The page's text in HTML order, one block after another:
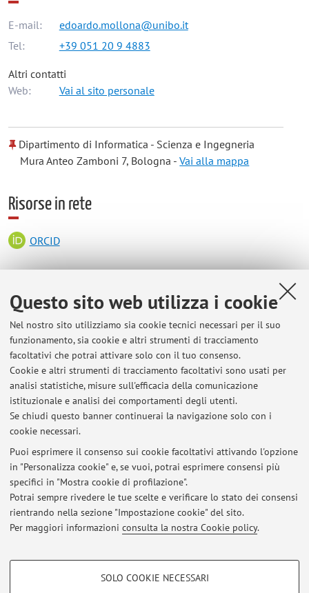
Questo sito web utilizza i cookie
Nel nostro sito utilizziamo sia cookie tecnici necessari per il suo
funzionamento, sia cookie e altri strumenti di tracciamento
facoltativi che potrai attivare solo con il tuo consenso.
Cookie e altri strumenti di tracciamento facoltativi sono usati per
analisi statistiche, misure sull'efficacia della comunicazione
istituzionale e analisi dei comportamenti degli utenti.
Se chiudi questo banner continuerai la navigazione solo con i
cookie necessari.
Puoi esprimere il consenso sui cookie facoltativi attivando l'opzione
in "Personalizza cookie" e, se vuoi, potrai esprimere consensi più
specifici in "Mostra cookie di profilazione".
Potrai sempre rivedere le tue scelte e verificare lo stato dei consensi
rientrando nella sezione "Impostazione cookie" del sito.
Per maggiori informazioni consulta la nostra Cookie policy.
COOKIE DI PROFILAZIONE - FACOLTATIVI
SOLO COOKIE NECESSARI
E-mail:
edoardo.mollona@unibo.it
Tel:
+39 051 20 9 4883
Altri contatti
Web:
Vai al sito personale
Dipartimento di Informatica - Scienza e Ingegneria
Mura Anteo Zamboni 7, Bologna -Vai alla mappa
Risorse in rete
ORCID
Lunedì: ore 18:30.
Mura Anteo Zamboni, 7.
Stanza 208.
Secondo Piano.
Si prega di avvisare il docente utilizzando la seguente email:
edoardo.mollona@unibo.it
Ultimi avvisi
MODALITA' DI REGISTRAZIONE DEL VOTO
Pubblicato il: 28 gennaio 2013